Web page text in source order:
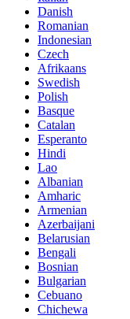
Danish
Romanian
Indonesian
Czech
Afrikaans
Swedish
Polish
Basque
Catalan
Esperanto
Hindi
Lao
Albanian
Amharic
Armenian
Azerbaijani
Belarusian
Bengali
Bosnian
Bulgarian
Cebuano
Chichewa